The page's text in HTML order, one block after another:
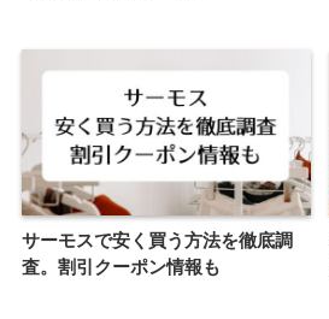
サーモスで安く買う方法を徹底調
査。割引クーポン情報も